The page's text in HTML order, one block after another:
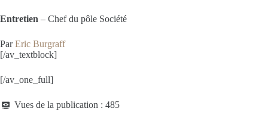
Entretien – Chef du pôle Société
ParEric Burgraff
[/av_textblock]
[/av_one_full]
Vues de la publication : 485